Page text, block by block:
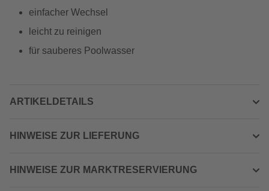
einfacher Wechsel
leicht zu reinigen
für sauberes Poolwasser
ARTIKELDETAILS
HINWEISE ZUR LIEFERUNG
HINWEISE ZUR MARKTRESERVIERUNG